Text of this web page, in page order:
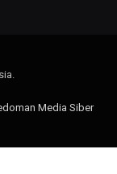
Media Siber